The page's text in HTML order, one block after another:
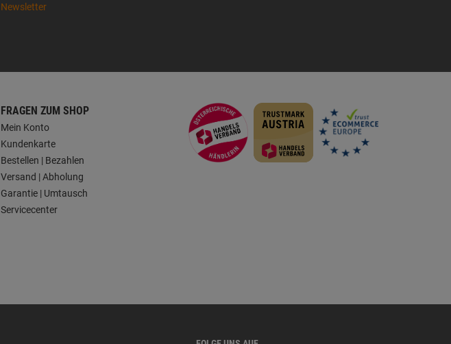
Newsletter
FRAGEN ZUM SHOP
Mein Konto
Kundenkarte
Bestellen | Bezahlen
Versand | Abholung
Garantie | Umtausch
Servicecenter